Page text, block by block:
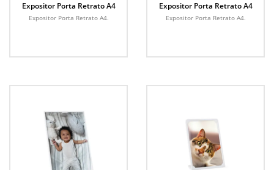
Expositor Porta Retrato A4
Expositor Porta Retrato A4.
Expositor Porta Retrato A4
Expositor Porta Retrato A4.